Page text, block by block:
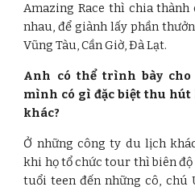
Amazing Race thì chia
nhau, để giành lấy phần
Vũng Tàu, Cần Giờ, Đà Lạt.
Anh có thể trình bày
mình có gì đặc biệt thu hút
khác?
Ở những công ty du lịch
khi họ tổ chức tour thì biên
tuổi teen đến những cô, chú